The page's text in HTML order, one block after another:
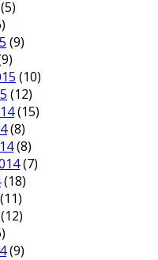
(5)
(9)
(10)
(12)
(15)
(8)
(8)
(7)
(18)
(9)